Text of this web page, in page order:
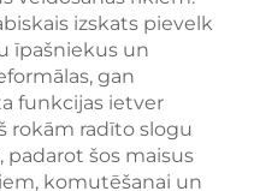
izskats pievelk
īpašniekus un
gan
funkcijas ietver
rokām radīto slogu
padarot šos maisus
komutēšanai un